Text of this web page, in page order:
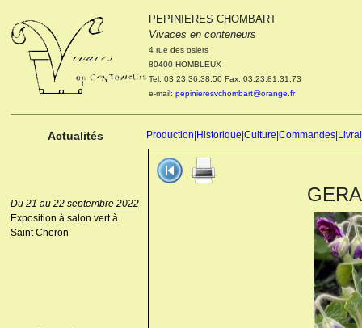
PEPINIERES CHOMBART
Vivaces en conteneurs
4 rue des osiers
80400 HOMBLEUX
Tel: 03.23.36.38.50 Fax: 03.23.81.31.73
e-mail: pepinieresvchombart@orange.fr
Actualités Production Historique Culture Commandes
Le 04 et 05 octobre 2022
Portes ouvertes de la
pépinière : Visite des
cultures, découverte des
nouveautés. Le rendez-vous
des passionnés Le mardi 04
Du 21 au 22 septembre 2022
Exposition à salon vert à
Saint Cheron